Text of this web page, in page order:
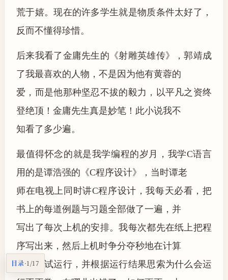
荒于嬉。现在的许多学生就是物质条件太好了，
反而不懂得珍惜。
后来我看了金庸先生的《射雕英雄传》，郭靖成
了我最喜欢的人物，不是因为他有黄蓉的
爱，而是他那种坚忍不拔的毅力，以平凡之资终
登绝顶！金庸先生真是妙笔！此小说我不
知看了多少遍。
最值得怀念的就是我学编程的岁月，我学C语言
用的是谭浩强的《C程序设计》，当时谭老
师在电视上同时讲C程序设计，我每天必看，把
书上的每道例题与习题全部做了一遍，并
写出了每次上机的安排。我每次都先在纸上把程
序写出来，然后上机时争分夺秒地在计算
机中调试运行，并根据运行结果思索为什么会运
目录·1/17